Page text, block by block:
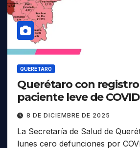
QUERÉTARO
Querétaro con
paciente leve de
8 DE DICIEMBRE DE 2025
La Secretaría de Salud de
lunes cero defunciones por